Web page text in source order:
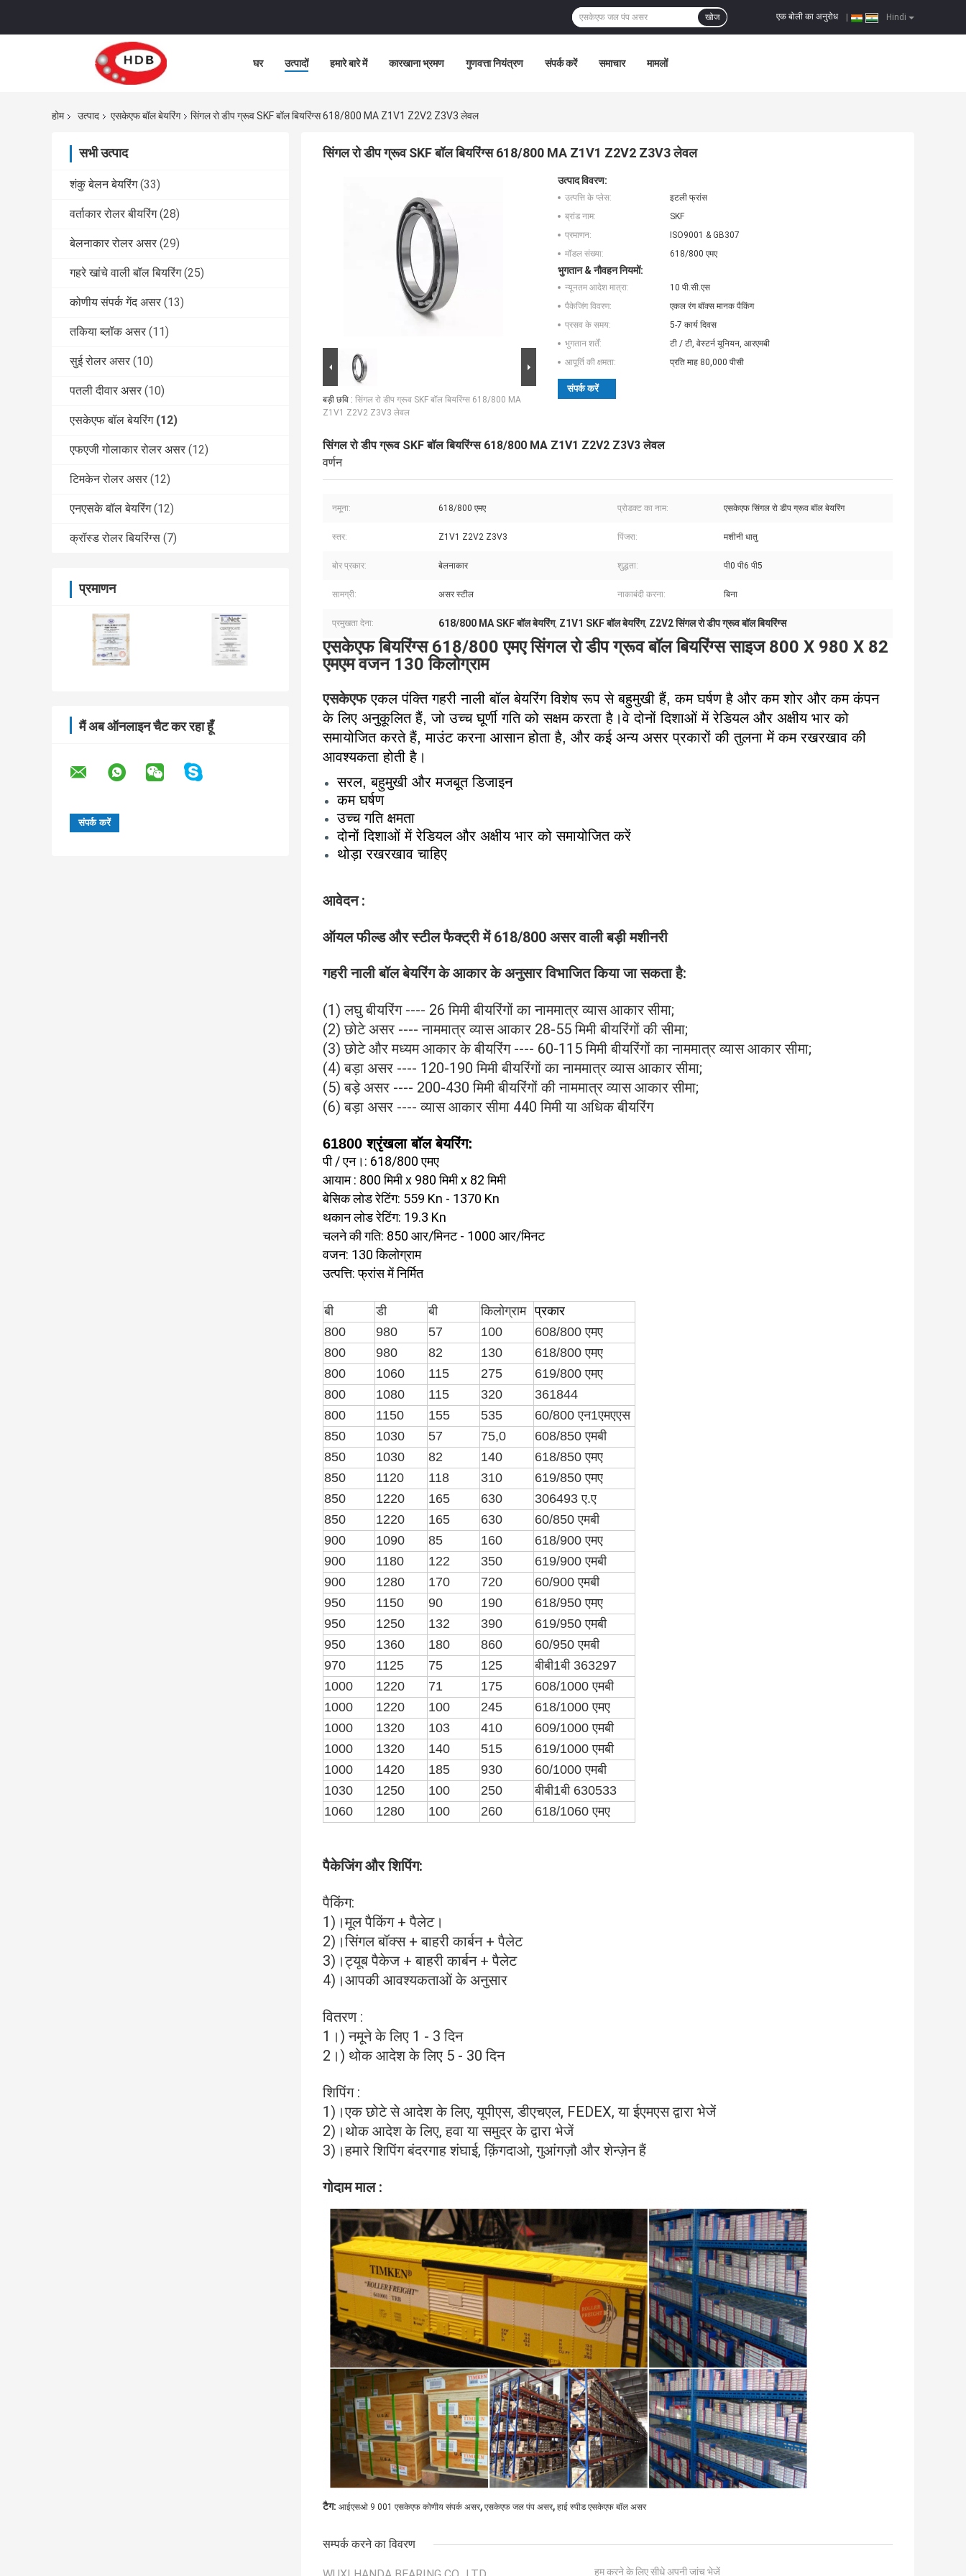
Hindi
एक बोली का अनुरोध
खोज
घर उत्पादों हमारे बारे में कारखाना भ्रमण गुणवत्ता नियंत्रण संपर्क करें समाचार मामलों
होम उत्पाद एसकेएफ बॉल बेयरिंग सिंगल रो डीप ग्रूव SKF बॉल बियरिंग्स 618/800 MA Z1V1 Z2V2 Z3V3 लेवल
सभी उत्पाद
शंकु बेलन बेयरिंग (33)
वर्ताकार रोलर बीयरिंग (28)
बेलनाकार रोलर असर (29)
गहरे खांचे वाली बॉल बियरिंग (25)
कोणीय संपर्क गेंद असर (13)
तकिया ब्लॉक असर (11)
सुई रोलर असर (10)
पतली दीवार असर (10)
एसकेएफ बॉल बेयरिंग (12)
एफएजी गोलाकार रोलर असर (12)
टिमकेन रोलर असर (12)
एनएसके बॉल बेयरिंग (12)
क्रॉस्ड रोलर बियरिंग्स (7)
प्रमाणन
मैं अब ऑनलाइन चैट कर रहा हूँ
सिंगल रो डीप ग्रूव SKF बॉल बियरिंग्स 618/800 MA Z1V1 Z2V2 Z3V3 लेवल
बड़ी छवि : सिंगल रो डीप ग्रूव SKF बॉल बियरिंग्स 618/800 MA
Z1V1 Z2V2 Z3V3 लेवल
उत्पाद विवरण:
उत्पत्ति के प्लेस:
इटली फ्रांस
ब्रांड नाम:
SKF
प्रमाणन:
ISO9001 & GB307
मॉडल संख्या:
618/800 एमए
भुगतान & नौवहन नियमों:
न्यूनतम आदेश मात्रा:
10 पी.सी.एस
पैकेजिंग विवरण:
एकल रंग बॉक्स मानक पैकिंग
प्रसव के समय:
5-7 कार्य दिवस
भुगतान शर्तें:
टी / टी, वेस्टर्न यूनियन, आरएमबी
आपूर्ति की क्षमता:
प्रति माह 80,000 पीसी
संपर्क करें
सिंगल रो डीप ग्रूव SKF बॉल बियरिंग्स 618/800 MA Z1V1 Z2V2 Z3V3 लेवल
वर्णन
नमूना: 618/800 एमए प्रोडक्ट का नाम: एसकेएफ सिंगल रो डीप ग्रूव बॉल बेयरिंग
स्तर: Z1V1 Z2V2 Z3V3 पिंजरा: मशीनी धातु
बोर प्रकार: बेलनाकार शुद्धता: पी0 पी6 पी5
सामग्री: असर स्टील नाकाबंदी करना: बिना
प्रमुखता देना: 618/800 MA SKF बॉल बेयरिंग, Z1V1 SKF बॉल बेयरिंग, Z2V2 सिंगल रो डीप ग्रूव बॉल बियरिंग्स
एसकेएफ बियरिंग्स 618/800 एमए सिंगल रो डीप ग्रूव बॉल बियरिंग्स साइज 800 X 980 X 82
एमएम वजन 130 किलोग्राम
एसकेएफ एकल पंक्ति गहरी नाली बॉल बेयरिंग विशेष रूप से बहुमुखी हैं, कम घर्षण है और कम शोर और कम कंपन
के लिए अनुकूलित हैं, जो उच्च घूर्णी गति को सक्षम करता है।वे दोनों दिशाओं में रेडियल और अक्षीय भार को
समायोजित करते हैं, माउंट करना आसान होता है, और कई अन्य असर प्रकारों की तुलना में कम रखरखाव की
आवश्यकता होती है।
सरल, बहुमुखी और मजबूत डिजाइन
कम घर्षण
उच्च गति क्षमता
दोनों दिशाओं में रेडियल और अक्षीय भार को समायोजित करें
थोड़ा रखरखाव चाहिए
आवेदन :
ऑयल फील्ड और स्टील फैक्ट्री में 618/800 असर वाली बड़ी मशीनरी
गहरी नाली बॉल बेयरिंग के आकार के अनुसार विभाजित किया जा सकता है:
(1) लघु बीयरिंग ---- 26 मिमी बीयरिंगों का नाममात्र व्यास आकार सीमा;
(2) छोटे असर ---- नाममात्र व्यास आकार 28-55 मिमी बीयरिंगों की सीमा;
(3) छोटे और मध्यम आकार के बीयरिंग ---- 60-115 मिमी बीयरिंगों का नाममात्र व्यास आकार सीमा;
(4) बड़ा असर ---- 120-190 मिमी बीयरिंगों का नाममात्र व्यास आकार सीमा;
(5) बड़े असर ---- 200-430 मिमी बीयरिंगों की नाममात्र व्यास आकार सीमा;
(6) बड़ा असर ---- व्यास आकार सीमा 440 मिमी या अधिक बीयरिंग
61800 श्रृंखला बॉल बेयरिंग:
पी / एन।: 618/800 एमए
आयाम : 800 मिमी x 980 मिमी x 82 मिमी
बेसिक लोड रेटिंग: 559 Kn - 1370 Kn
थकान लोड रेटिंग: 19.3 Kn
चलने की गति: 850 आर/मिनट - 1000 आर/मिनट
वजन: 130 किलोग्राम
उत्पत्ति: फ्रांस में निर्मित
बी डी बी किलोग्राम प्रकार
800
980 57 100
608/800 एमए
800
980 82 130
618/800 एमए
800
1060 115 275
619/800 एमए
800
1080 115 320
361844
800
1150 155 535
60/800 एन1एमएएस
850
1030 57 75,0
608/850 एमबी
850
1030 82 140
618/850 एमए
850
1120 118 310
619/850 एमए
850
1220 165 630
306493 ए.ए
850
1220 165 630
60/850 एमबी
900
1090 85 160
618/900 एमए
900
1180 122 350
619/900 एमबी
900
1280 170 720
60/900 एमबी
950
1150 90 190
618/950 एमए
950
1250 132 390
619/950 एमबी
950
1360 180 860
60/950 एमबी
970
1125 75 125
बीबी1बी 363297
1000
1220 71 175
608/1000 एमबी
1000
1220 100 245
618/1000 एमए
1000
1320 103 410
609/1000 एमबी
1000
1320 140 515
619/1000 एमबी
1000
1420 185 930
60/1000 एमबी
1030
1250 100 250
बीबी1बी 630533
1060
1280 100 260 618/1060 एमए
पैकेजिंग और शिपिंग:
पैकिंग:
1)।मूल पैकिंग + पैलेट।
2)।सिंगल बॉक्स + बाहरी कार्बन + पैलेट
3)।ट्यूब पैकेज + बाहरी कार्बन + पैलेट
4)।आपकी आवश्यकताओं के अनुसार
वितरण :
1।) नमूने के लिए 1 - 3 दिन
2।) थोक आदेश के लिए 5 - 30 दिन
शिपिंग :
1)।एक छोटे से आदेश के लिए, यूपीएस, डीएचएल, FEDEX, या ईएमएस द्वारा भेजें
2)।थोक आदेश के लिए, हवा या समुद्र के द्वारा भेजें
3)।हमारे शिपिंग बंदरगाह शंघाई, क़िंगदाओ, गुआंगज़ौ और शेन्ज़ेन हैं
गोदाम माल :
टैग: आईएसओ 9 001 एसकेएफ कोणीय संपर्क असर, एसकेएफ जल पंप असर, हाई स्पीड एसकेएफ बॉल असर
सम्पर्क करने का विवरण
हम करने के लिए सीधे अपनी जांच भेजें